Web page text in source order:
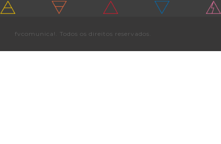
fvcomunica!. Todos os direitos reservados.